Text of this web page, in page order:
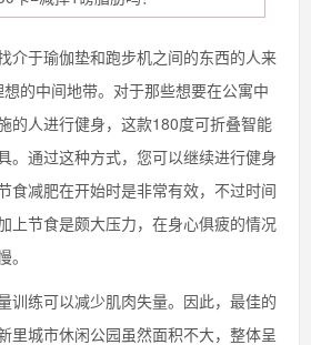
于瑜伽垫和跑步机之间的东西的人来
的中间地带。对于那些想要在公寓中
的人进行健身，这款180度可折叠智能
。通过这种方式，您可以继续进行健身
食减肥在开始时是非常有效，不过时间
上节食是颇大压力，在身心俱疲的情况
练可以减少肌肉失量。因此，最佳的
里城市休闲公园虽然面积不大，整体呈